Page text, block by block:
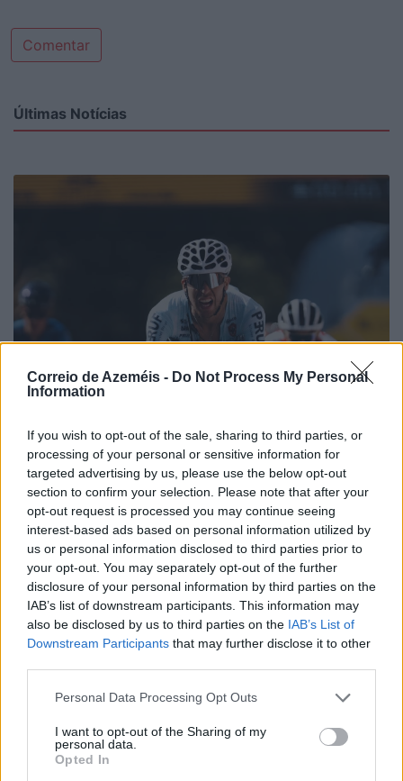
Correio de Azeméis - Do Not Process My Personal
Information
If you wish to opt-out of the sale, sharing to third parties, or
processing of your personal or sensitive information for
targeted advertising by us, please use the below opt-out
section to confirm your selection. Please note that after your
opt-out request is processed you may continue seeing
interest-based ads based on personal information utilized by
us or personal information disclosed to third parties prior to
your opt-out. You may separately opt-out of the further
disclosure of your personal information by third parties on the
IAB’s list of downstream participants. This information may
also be disclosed by us to third parties on the IAB’s List of
Downstream Participants that may further disclose it to other
Personal Data Processing Opt Outs
I want to opt-out of the Sharing of my
personal data.
Opted In
Comentar
Últimas Notícias
Andrey André na fuga do dia
6/08/2026